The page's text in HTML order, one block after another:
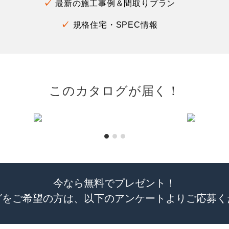
最新の施工事例＆間取りプラン
規格住宅・SPEC情報
このカタログが届く！
今なら無料でプレゼント！
ご希望の方は、以下のアンケートよりご応募